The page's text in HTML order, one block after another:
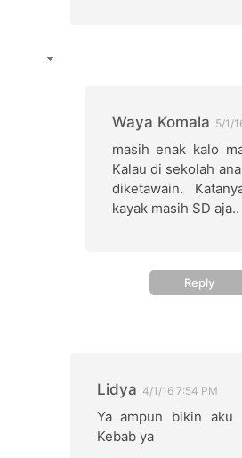
Waya Komala 5/1/
masih enak kalo
Kalau di sekolah
diketawain.
kayak masih SD
Reply
Lidya 4/1/16 7:54 PM
Ya ampun bikin aku
Kebab ya